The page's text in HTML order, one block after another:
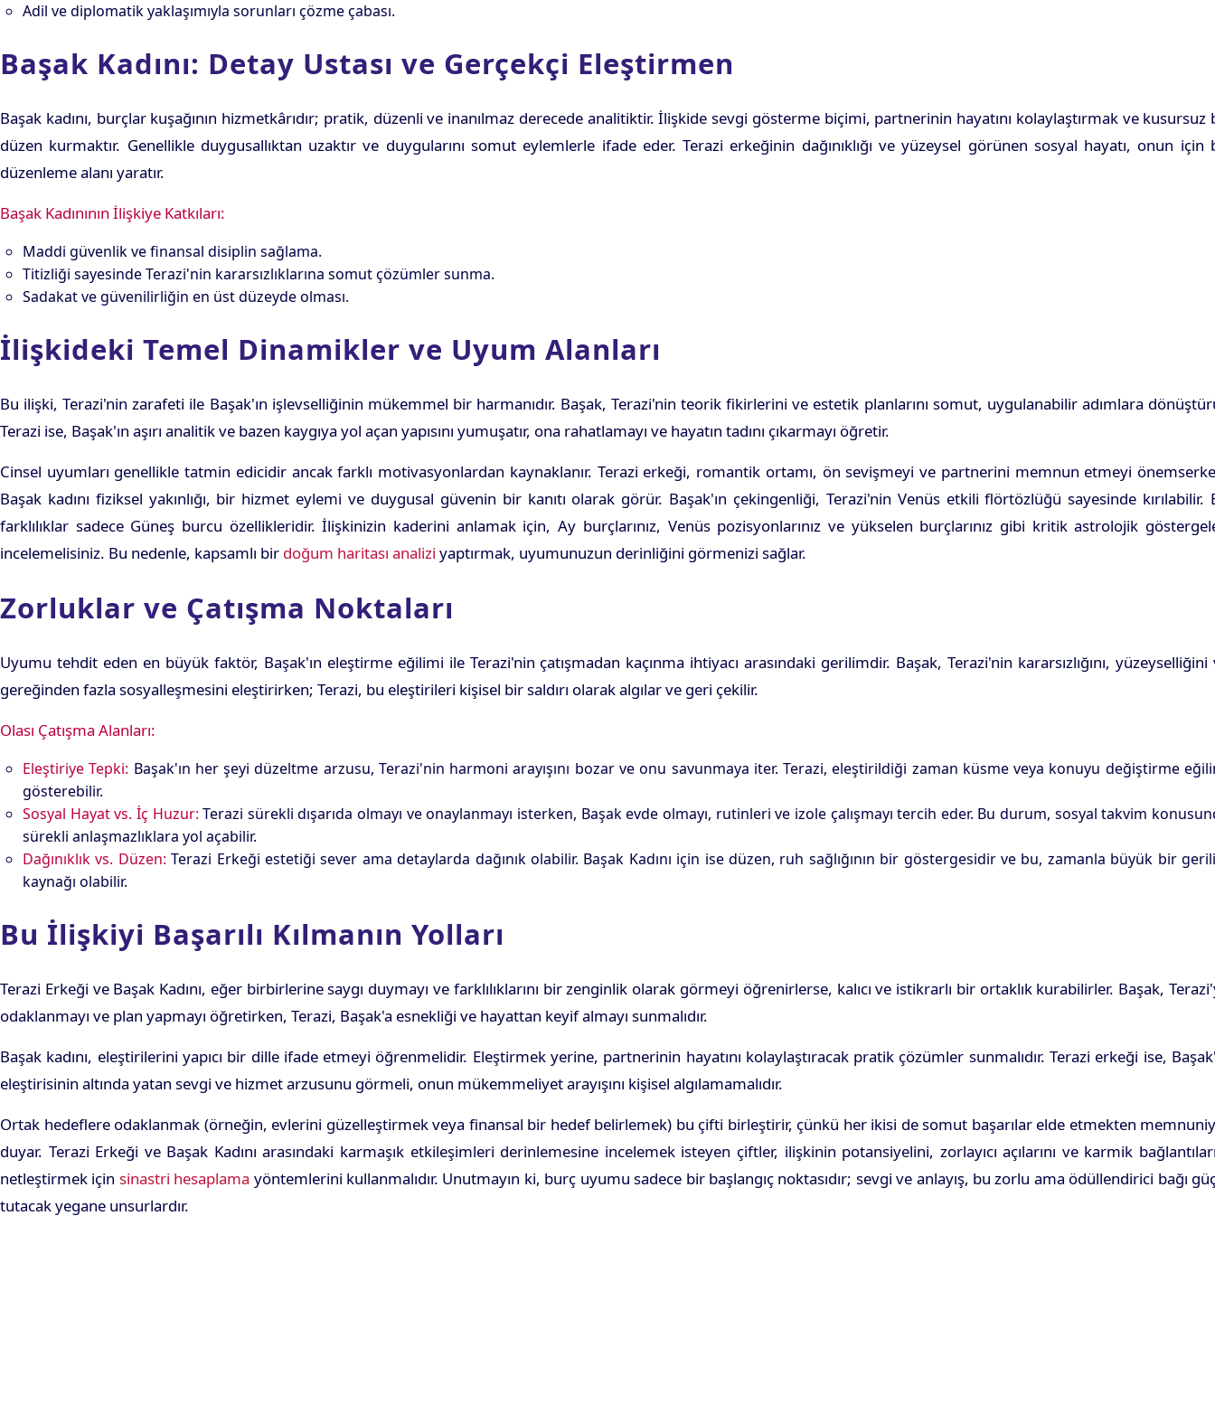
Adil ve diplomatik yaklaşımıyla sorunları çözme çabası.
Başak Kadını: Detay Ustası ve Gerçekçi Eleştirmen
Başak kadını, burçlar kuşağının hizmetkârıdır; pratik, düzenli ve inanılmaz derecede analitiktir. İlişkide sevgi gösterme biçimi, partnerinin hayatını kolaylaştırmak ve kusursuz
düzen kurmaktır. Genellikle duygusallıktan uzaktır ve duygularını somut eylemlerle ifade eder. Terazi erkeğinin dağınıklığı ve yüzeysel görünen sosyal hayatı, onun için
düzenleme alanı yaratır.
Başak Kadınının İlişkiye Katkıları:
Maddi güvenlik ve finansal disiplin sağlama.
Titizliği sayesinde Terazi'nin kararsızlıklarına somut çözümler sunma.
Sadakat ve güvenilirliğin en üst düzeyde olması.
İlişkideki Temel Dinamikler ve Uyum Alanları
Bu ilişki, Terazi'nin zarafeti ile Başak'ın işlevselliğinin mükemmel bir harmanıdır. Başak, Terazi'nin teorik fikirlerini ve estetik planlarını somut, uygulanabilir adımlara
Terazi ise, Başak'ın aşırı analitik ve bazen kaygıya yol açan yapısını yumuşatır, ona rahatlamayı ve hayatın tadını çıkarmayı öğretir.
Cinsel uyumları genellikle tatmin edicidir ancak farklı motivasyonlardan kaynaklanır. Terazi erkeği, romantik ortamı, ön sevişmeyi ve partnerini memnun etmeyi
Başak kadını fiziksel yakınlığı, bir hizmet eylemi ve duygusal güvenin bir kanıtı olarak görür. Başak'ın çekingenliği, Terazi'nin Venüs etkili flörtözlüğü sayesinde kırılabilir.
farklılıklar sadece Güneş burcu özellikleridir. İlişkinizin kaderini anlamak için, Ay burçlarınız, Venüs pozisyonlarınız ve yükselen burçlarınız gibi kritik astrolojik
incelemelisiniz. Bu nedenle, kapsamlı bir doğum haritası analizi yaptırmak, uyumunuzun derinliğini görmenizi sağlar.
Zorluklar ve Çatışma Noktaları
Uyumu tehdit eden en büyük faktör, Başak'ın eleştirme eğilimi ile Terazi'nin çatışmadan kaçınma ihtiyacı arasındaki gerilimdir. Başak, Terazi'nin kararsızlığını, yüzeyselliğini
gereğinden fazla sosyalleşmesini eleştirirken; Terazi, bu eleştirileri kişisel bir saldırı olarak algılar ve geri çekilir.
Olası Çatışma Alanları:
Eleştiriye Tepki: Başak'ın her şeyi düzeltme arzusu, Terazi'nin harmoni arayışını bozar ve onu savunmaya iter. Terazi, eleştirildiği zaman küsme veya konuyu değiştirme
gösterebilir.
Sosyal Hayat vs. İç Huzur: Terazi sürekli dışarıda olmayı ve onaylanmayı isterken, Başak evde olmayı, rutinleri ve izole çalışmayı tercih eder. Bu durum, sosyal takvim
sürekli anlaşmazlıklara yol açabilir.
Dağınıklık vs. Düzen: Terazi Erkeği estetiği sever ama detaylarda dağınık olabilir. Başak Kadını için ise düzen, ruh sağlığının bir göstergesidir ve bu, zamanla büyük bir
kaynağı olabilir.
Bu İlişkiyi Başarılı Kılmanın Yolları
Terazi Erkeği ve Başak Kadını, eğer birbirlerine saygı duymayı ve farklılıklarını bir zenginlik olarak görmeyi öğrenirlerse, kalıcı ve istikrarlı bir ortaklık kurabilirler. Başak,
odaklanmayı ve plan yapmayı öğretirken, Terazi, Başak'a esnekliği ve hayattan keyif almayı sunmalıdır.
Başak kadını, eleştirilerini yapıcı bir dille ifade etmeyi öğrenmelidir. Eleştirmek yerine, partnerinin hayatını kolaylaştıracak pratik çözümler sunmalıdır. Terazi erkeği ise,
eleştirisinin altında yatan sevgi ve hizmet arzusunu görmeli, onun mükemmeliyet arayışını kişisel algılamamalıdır.
Ortak hedeflere odaklanmak (örneğin, evlerini güzelleştirmek veya finansal bir hedef belirlemek) bu çifti birleştirir, çünkü her ikisi de somut başarılar elde etmekten
duyar. Terazi Erkeği ve Başak Kadını arasındaki karmaşık etkileşimleri derinlemesine incelemek isteyen çiftler, ilişkinin potansiyelini, zorlayıcı açılarını ve karmik
netleştirmek için sinastri hesaplama yöntemlerini kullanmalıdır. Unutmayın ki, burç uyumu sadece bir başlangıç noktasıdır; sevgi ve anlayış, bu zorlu ama ödüllendirici bağı
tutacak yegane unsurlardır.